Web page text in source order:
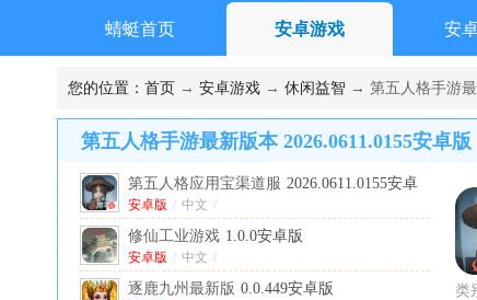
蜻蜓首页 安卓游戏 安
您的位置： 首页 → 安卓游戏 → 休闲益智 → 第五人格手游最
第五人格手游最新版本 2026.0611.0155安卓版
类
第五人格应用宝渠道服 2026.0611.0155安卓
最新版
安卓版 / 中文 /
修仙工业游戏 1.0.0安卓版
安卓版 / 中文 /
逐鹿九州最新版 0.0.449安卓版